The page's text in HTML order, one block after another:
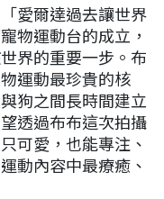
愛爾達過去讓世界
物運動台的成立，
界的重要一步。布
運動最珍貴的核
狗之間長時間建立
透過布布這次拍攝
可愛，也能專注、
動內容中最療癒、